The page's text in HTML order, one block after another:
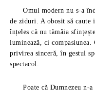
Omul modern nu s-a
de ziduri. A obosit să caute
înțeles că nu tămâia
luminează, ci
privirea sinceră, în gestul
spectacol.
Poate că Dumnezeu n-a